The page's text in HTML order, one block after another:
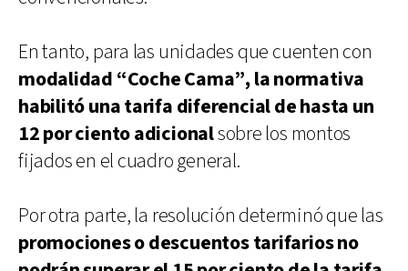
En tanto, para las unidades que cuenten con
modalidad “Coche Cama”, la normativa
habilitó una tarifa diferencial de hasta un
12 por ciento adicionalsobre los montos
fijados en el cuadro general.
Por otra parte, la resolución determinó que las
promociones o descuentos tarifarios no